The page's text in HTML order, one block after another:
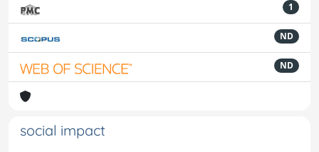
1
ND
ND
social impact